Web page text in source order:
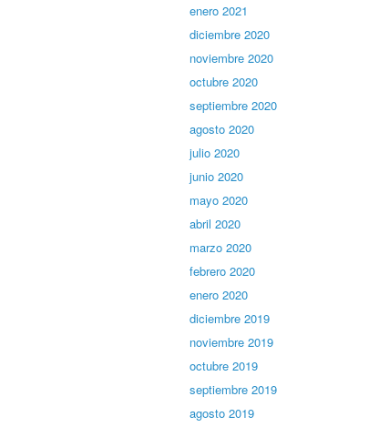
enero 2021
diciembre 2020
noviembre 2020
octubre 2020
septiembre 2020
agosto 2020
julio 2020
junio 2020
mayo 2020
abril 2020
marzo 2020
febrero 2020
enero 2020
diciembre 2019
noviembre 2019
octubre 2019
septiembre 2019
agosto 2019